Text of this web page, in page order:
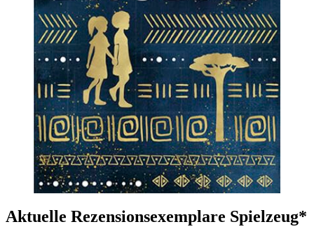
Aktuelle Rezensionsexemplare Spielzeug*